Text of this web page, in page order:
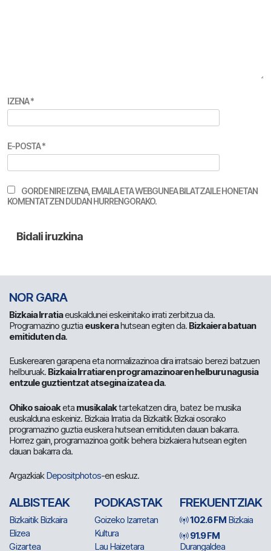
IZENA*
E-POSTA*
GORDE NIRE IZENA, EMAILA ETA WEBGUNEA BILATZAILE HONETAN
KOMENTATZEN DUDAN HURRENGORAKO.
NOR GARA
Bizkaia Irratiaeuskaldunei eskeinitako irrati zerbitzua da.
Programazino guztia euskerahutsean egiten da. Bizkaiera batuan
emitiduten da.
Euskerearen garapena eta normalizazinoa dira irratsaio berezi batzuen
helburuak. Bizkaia Irratiaren programazinoaren helburu nagusia
entzule guztientzat atsegina izatea da.
Ohiko saioaketa musikalaktartekatzen dira, batez be musika
euskalduna eskeiniz. Bizkaia Irratia da Bizkaitik Bizkai osorako
programazino guztia euskera hutsean emitiduten dauan bakarra.
Horrez gain, programazinoa goitik behera bizkaiera hutsean egiten
dauan bakarra da.
ArgazkiakDepositphotos-en eskuz.
ALBISTEAK
Bizkaitik Bizkaira
Elizea
Gizartea
PODKASTAK
Goizeko Izarretan
Kultura
Lau Haizetara
FREKUENTZIAK
102.6 FM Bizkaia
91.9 FM
Durangaldea